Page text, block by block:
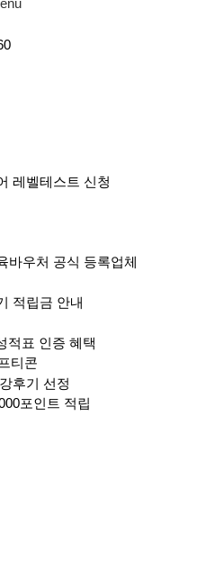
티콘
포인트 적립